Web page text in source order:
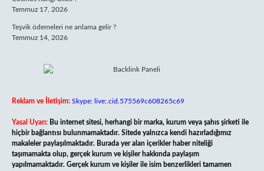
Temmuz 17, 2026
Teşvik ödemeleri ne anlama gelir ?
Temmuz 14, 2026
Reklam ve İletişim: Skype: live:.cid.575569c608265c69
Yasal Uyarı: Bu internet sitesi, herhangi bir marka, kurum veya şahıs şirketi ile
hiçbir bağlantısı bulunmamaktadır. Sitede yalnızca kendi hazırladığımız
makaleler paylaşılmaktadır. Burada yer alan içerikler haber niteliği
taşımamakta olup, gerçek kurum ve kişiler hakkında paylaşım
yapılmamaktadır. Gerçek kurum ve kişiler ile isim benzerlikleri tamamen